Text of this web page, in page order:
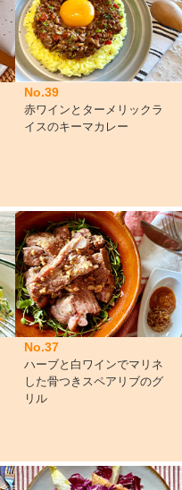
No.39
赤ワインとターメリックラ
イスのキーマカレー
No.37
ハーブと白ワインでマリネ
した骨つきスペアリブのグ
リル